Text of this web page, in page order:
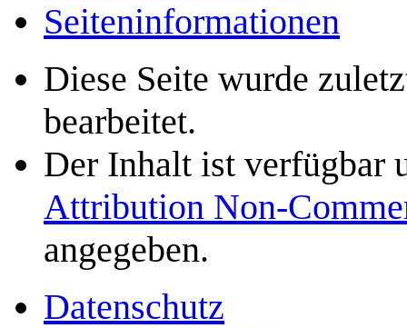
Seiten­­informationen
Diese Seite wurde
bearbeitet.
Der Inhalt ist verfügbar
Attribution Non-
angegeben.
Datenschutz